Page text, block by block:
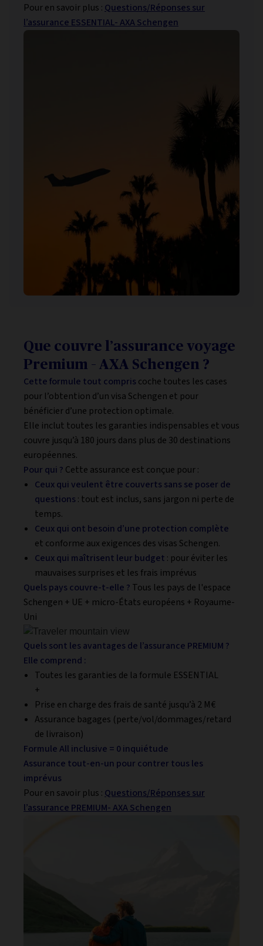
Pour en savoir plus : Questions/Réponses sur
l’assurance ESSENTIAL- AXA Schengen
Que couvre l’assurance voyage
Premium – AXA Schengen ?
Cette formule tout compris coche toutes les cases
pour l’obtention d’un visa Schengen et pour
bénéficier d’une protection optimale.
Elle inclut toutes les garanties indispensables et vous
couvre jusqu’à 180 jours dans plus de 30 destinations
européennes.
Pour qui ? Cette assurance est conçue pour :
Ceux qui veulent être couverts sans se poser de
questions : tout est inclus, sans jargon ni perte de
temps.
Ceux qui ont besoin d’une protection complète
et conforme aux exigences des visas Schengen.
Ceux qui maîtrisent leur budget : pour éviter les
mauvaises surprises et les frais imprévus
Quels pays couvre-t-elle ? Tous les pays de l'espace
Schengen + UE + micro-États européens + Royaume-
Uni
Quels sont les avantages de l’assurance PREMIUM ?
Elle comprend :
Toutes les garanties de la formule ESSENTIAL
+
Prise en charge des frais de santé jusqu’à 2 M€
Assurance bagages (perte/vol/dommages/retard
de livraison)
Formule All inclusive = 0 inquiétude
Assurance tout-en-un pour contrer tous les
imprévus
Pour en savoir plus : Questions/Réponses sur
l’assurance PREMIUM- AXA Schengen